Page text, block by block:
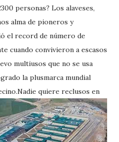
personas? Los alaveses,
alma de pioneros y
el record de número de
cuando convivieron a escasos
multiusos que no se usa
la plusmarca mundial
Nadie quiere reclusos en